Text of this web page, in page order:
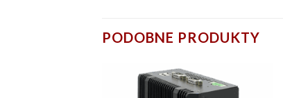
PODOBNE PRODUKTY